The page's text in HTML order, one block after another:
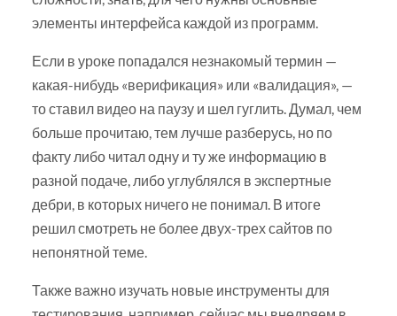
элементы интерфейса каждой из программ.
Если в уроке попадался незнакомый термин —
какая-нибудь «верификация» или «валидация», —
то ставил видео на паузу и шел гуглить. Думал, чем
больше прочитаю, тем лучше разберусь, но по
факту либо читал одну и ту же информацию в
разной подаче, либо углублялся в экспертные
дебри, в которых ничего не понимал. В итоге
решил смотреть не более двух-трех сайтов по
непонятной теме.
Также важно изучать новые инструменты для